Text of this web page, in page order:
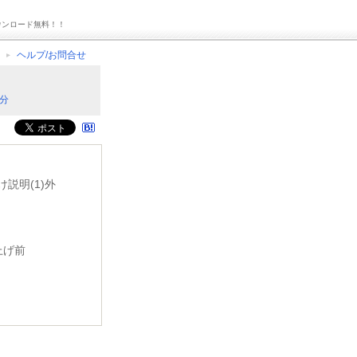
ロード無料！！
ヘルプ/お問合せ
説明(1)外
げ前